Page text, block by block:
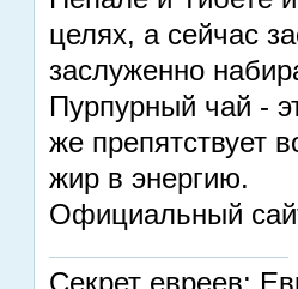
целях, а сейчас
заслуженно
Пурпурный чай -
же препятствует
жир в энергию.
Официальный